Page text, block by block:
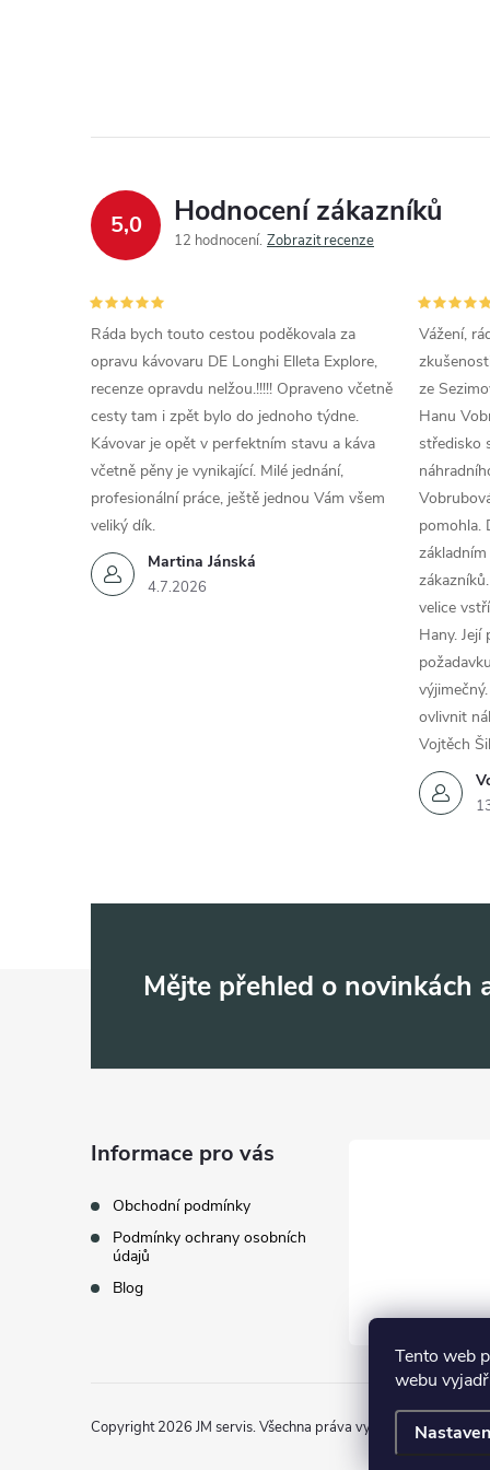
Tento web
webu
5,0 Hodnocení zákazníků
12 hodnocení Zobrazit recenze
Martina Jánská
4.7.2026
Ráda bych touto cestou poděkovala za
opravu kávovaru DE Longhi Elleta Explore,
recenze opravdu nelžou.!!!!! Opraveno včetně
cesty tam i zpět bylo do jednoho týdne.
Kávovar je opět v perfektním stavu a káva
včetně pěny je vynikající. Milé jednání,
profesionální práce, ještě jednou Vám všem
veliký dík.
Vážení,
ze
Hanu
středisko
pomohla.
velice
Hany.
ovlivnit
Vojtěch
Mějte přehled o novinkách
Informace pro vás
Obchodní podmínky
Podmínky ochrany osobních
údajů
Blog
Copyright 2026 JM servis. Všechna práva vyhrazena.